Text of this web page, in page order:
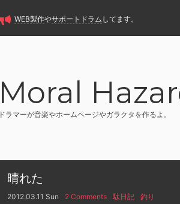
WEB製作やサポートドラム してます。
Moral
ドラマーが音楽やホームページやガラクタを作るよ。
晴れた
2012.03.11 Sun 2 Comments 駄日記 釣り